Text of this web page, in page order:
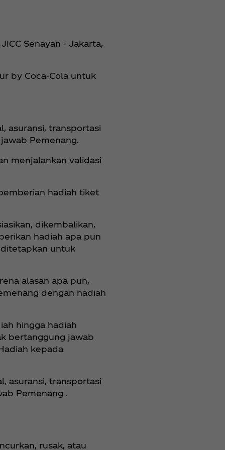
Senayan - Jakarta,
by Coca‑Cola untuk
asuransi, transportasi
Pemenang.
menjalankan validasi
hadiah tiket
dikembalikan,
hadiah apa pun
ditetapkan untuk
alasan apa pun,
dengan hadiah
hingga hadiah
bertanggung jawab
kepada
asuransi, transportasi
Pemenang .
rusak, atau